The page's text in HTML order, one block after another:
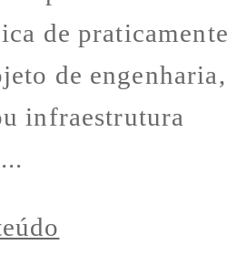
de praticamente
de engenharia,
infraestrutura